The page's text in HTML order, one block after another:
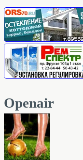
Openair